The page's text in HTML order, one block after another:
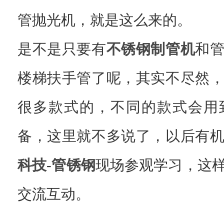
管抛光机，就是这么来的。
是不是只要有不锈钢制管机和
楼梯扶手管了呢，其实不尽然
很多款式的，不同的款式会
备，这里就不多说了，以后有
科技-管锈钢现场参观学习，这
交流互动。